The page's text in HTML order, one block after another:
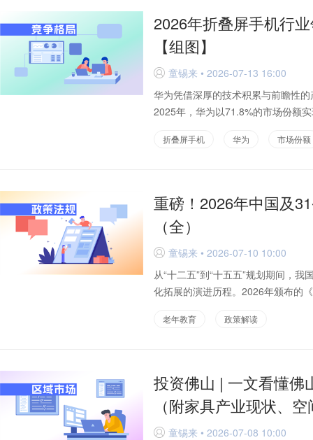
2026年折叠屏手机行
【组图】
D 童锡来 • 2026-07-13 16:00
华为凭借深厚的技术积累与前瞻性
2025年，华为以71.8%的市场份额
折叠屏手机 华为 市场份额
重磅！2026年中国及
（全）
D 童锡来 • 2026-07-10 10:00
从“十二五”到“十五五”规划期间，
化拓展的演进历程。2026年颁布的
老年教育 政策解读
投资佛山 | 一文看懂佛
（附家具产业现状、
D 童锡来 • 2026-07-08 10:00